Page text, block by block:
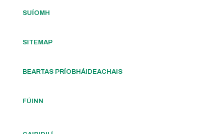
SUÍOMH
SITEMAP
BEARTAS PRÍOBHÁIDEACHAIS
FÚINN